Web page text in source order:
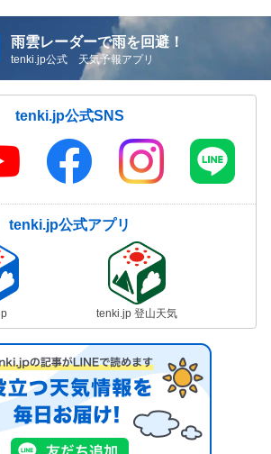
雨雲レーダーで雨を回避！
tenki.jp公式 天気予報アプリ
tenki.jp公式SNS
tenki.jp公式アプリ
tenki.jp 登山天気